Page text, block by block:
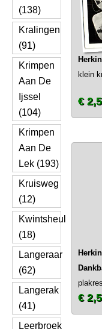
(138)
Kralingen
(91)
Krimpen
Aan De
Ijssel
(104)
Krimpen
Aan De
Lek (193)
Kruisweg
(12)
Kwintsheul
(18)
Langeraar
(62)
Langerak
(41)
Leerbroek
klein
€
€